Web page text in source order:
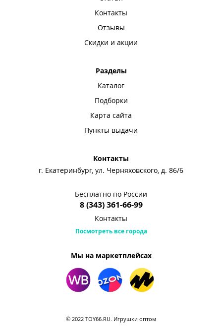
Контакты
Отзывы
Скидки и акции
Разделы
Каталог
Подборки
Карта сайта
Пункты выдачи
Контакты
г. Екатеринбург, ул. Черняховского, д. 86/6
Бесплатно по России
8 (343) 361-66-99
Контакты
Посмотреть все города
Мы на маркетплейсах
© 2022 TOY66.RU. Игрушки оптом